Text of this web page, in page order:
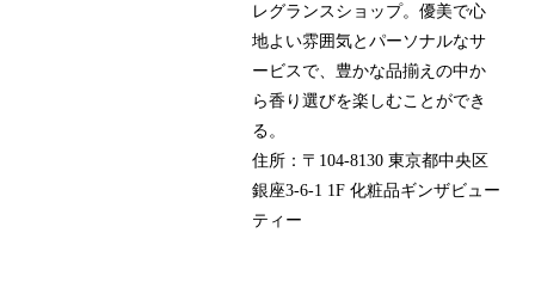
レグランスショップ。優美で心
地よい雰囲気とパーソナルなサ
ービスで、豊かな品揃えの中か
ら香り選びを楽しむことができ
る。
住所：〒104-8130 東京都中央区
銀座3-6-1 1F 化粧品ギンザビュー
ティー